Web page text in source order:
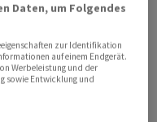
3. Säule setzen 45
«Wer bei der
Risiko meidet,
Sicherheit, die er
Daten, um Folgendes
zur Identifikation
auf einem Endgerät.
Werbeleistung und der
sowie Entwicklung und